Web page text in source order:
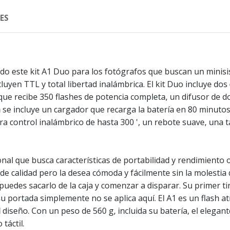
este kit A1 Duo para los fotógrafos que buscan un
TTL y total libertad inalámbrica. El kit Duo incluye dos
recibe 350 flashes de potencia completa, un difusor de
incluye un cargador que recarga la batería en 80
control inalámbrico de hasta 300 ', un rebote suave, una
que busca características de portabilidad y rendimiento
calidad pero la desea cómoda y fácilmente sin la
sacarlo de la caja y comenzar a disparar. Su primer
simplemente no se aplica aquí. El A1 es un flash
Con un peso de 560 g, incluida su batería, el
táctil.